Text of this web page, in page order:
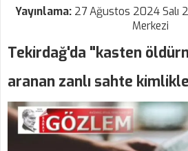
Yayınlama: 27 Ağustos 2024 Salı
Merkezi
Tekirdağ'da "kasten
aranan zanlı sahte